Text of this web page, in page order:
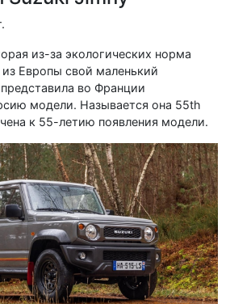
из-за экологических норма
Европы свой маленький
во Франции
модели. Называется она 55th
к 55-летию появления модели.